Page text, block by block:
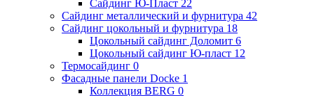
Сайдинг Ю-Пласт 22
Сайдинг металлический и фурнитура 42
Сайдинг цокольный и фурнитура 18
Цокольный сайдинг Доломит 6
Цокольный сайдинг Ю-пласт 12
Термосайдинг 0
Фасадные панели Docke 1
Коллекция BERG 0